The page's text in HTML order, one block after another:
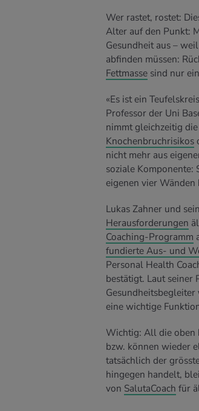
Wer rastet, rostet:
Alter auf den Punkt:
Gesundheit aus –
abfinden müssen:
Fettmassesind nur
«Es ist ein
Professor der Uni
nimmt gleichzeitig
Knochenbruchrisikos
nicht mehr aus
soziale Komponente:
eigenen vier
Lukas Zahner und
Herausforderungen
Coaching-Programm
fundierte Aus- und
Personal Health
bestätigt. Laut seiner
eine wichtige
Wichtig: All die oben
bzw. können wieder
tatsächlich der
hingegen handelt,
von SalutaCoach für